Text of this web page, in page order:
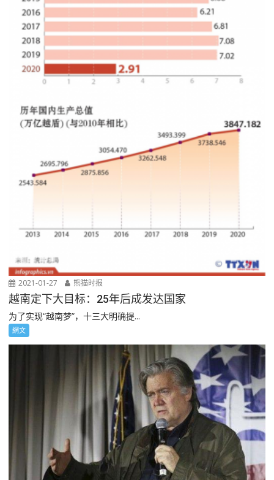
2021-01-27 熊猫时报
越南定下大目标：25年后成发达国家
为了实现“越南梦”，十三大明确提...
網文